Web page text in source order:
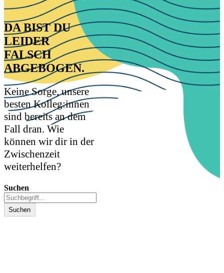
Kontakt
DA BIST DU
LEIDER
FALSCH
ABGEBOGEN.
Keine Sorge, unsere
besten Kolleg:innen
sind bereits an dem
Fall dran. Wie
können wir dir in der
Zwischenzeit
weiterhelfen?
Suchen
Suchen